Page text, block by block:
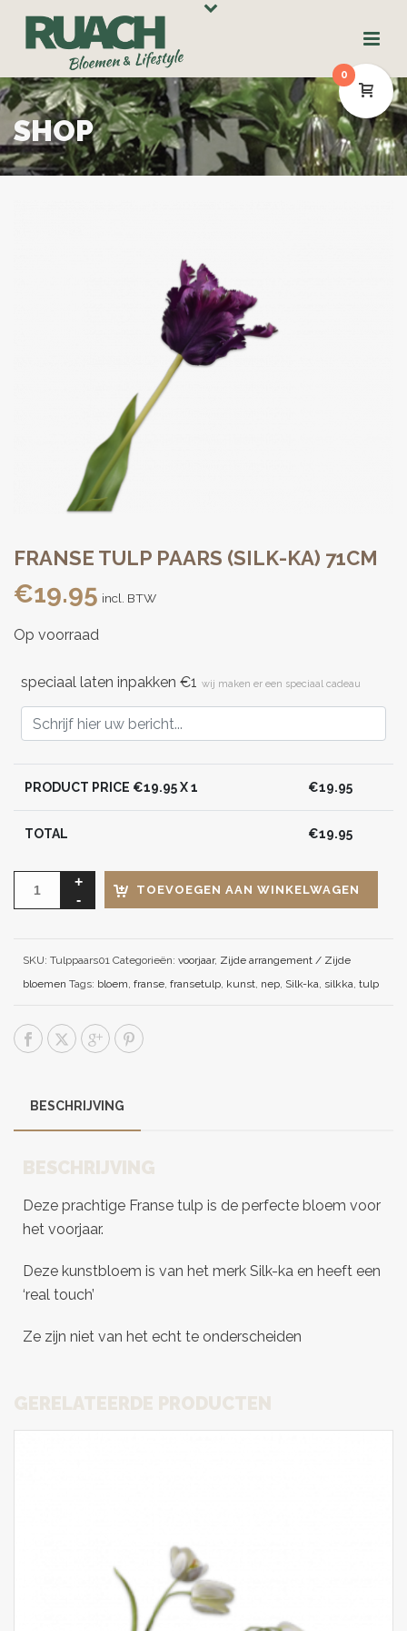
SHOP
FRANSE TULP PAARS (SILK-KA) 71CM
€19.95 incl. BTW
Op voorraad
speciaal laten inpakken €1 wij maken er een speciaal cadeau
PRODUCT PRICE €19.95X 1 €19.95
TOTAL €19.95
TOEVOEGEN AAN WINKELWAGEN
SKU: Tulppaars01 Categorieën: voorjaar, Zijde arrangement / Zijde
bloemen Tags: bloem, franse, fransetulp, kunst, nep, Silk-ka, silkka, tulp
BESCHRIJVING
BESCHRIJVING
Deze prachtige Franse tulp is de perfecte bloem voor
het voorjaar.
Deze kunstbloem is van het merk Silk-ka en heeft een
‘real touch’
Ze zijn niet van het echt te onderscheiden
GERELATEERDE PRODUCTEN
0